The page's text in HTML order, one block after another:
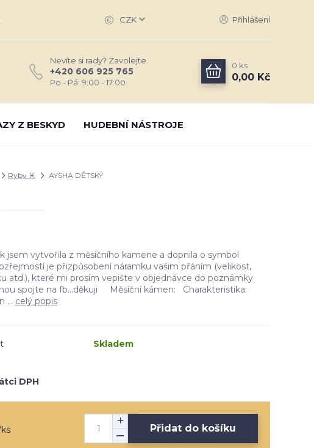
CZK Přihlášení
Nevíte si rady? Zavolejte.
+420 606 925 765
Po - Pá: 9:00 - 17:00
0 ks
0,00 Kč
Z BESKYD HUDEBNÍ NÁSTROJE
Ryby ♓ AYSHA DĚTSKÝ
jsem vytvořila z měsíčního kamene a dopnila o symbol
je přizpůsobení náramku vašim přáním (velikost,
atd.), které mi prosím vepište v objednávce do poznámky
spojte na fb...děkuji Měsíční kámen: Charakteristika:
... celý popis
Skladem
DPH
ks Přidat do košíku